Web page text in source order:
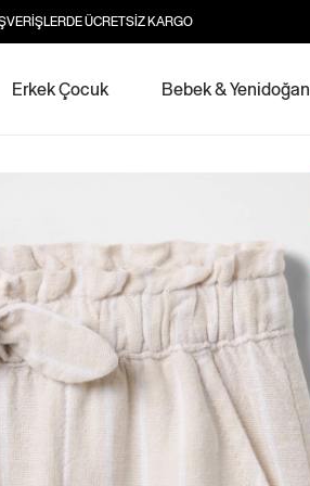
ÜCRETSİZ KARGO
Erkek Çocuk Bebek & Yenidoğan